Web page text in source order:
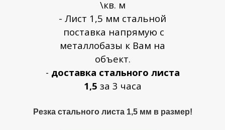
\кв. м
- Лист 1,5 мм стальной
поставка напрямую с
металлобазы к Вам на
объект.
- доставка стального листа
1,5 за 3 часа
Резка стального листа 1,5 мм в размер!